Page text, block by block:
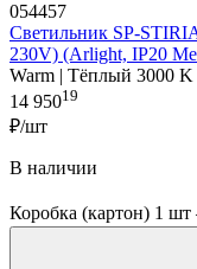
054457
Светильник SP-
230V) (Arlight, IP20
Warm | Тёплый 3000 K
14 95019
₽/шт
В наличии
Коробка (картон) 1